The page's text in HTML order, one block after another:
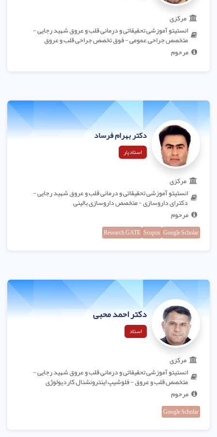
مرکزی
انستیتو آموزشی تحقیقاتی و درمانی قلب و عروق شهید رجایی -
متخصص جراحی عمومی - فوق تخصص جراحی قلب و عروق
مرحوم
دکتر بهرام فرساد
استادیار
مرکزی
انستیتو آموزشی تحقیقاتی و درمانی قلب و عروق شهید رجایی -
دکترای داروسازی - متخصص داروسازی بالینی
مرحوم
Google Scholar
Scopus
Research GATE
دکتر احمد محبی
استاد
مرکزی
انستیتو آموزشی تحقیقاتی و درمانی قلب و عروق شهید رجایی -
متخصص قلب و عروق - فلوشیپ اینترونشنال کاردیولوژی
مرحوم
Google Scholar